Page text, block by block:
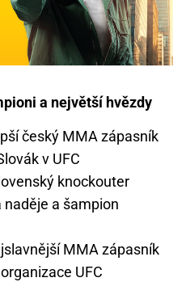
a největší hvězdy
český MMA zápasník
v UFC
knockouter
naděje a šampion
MMA zápasník
UFC